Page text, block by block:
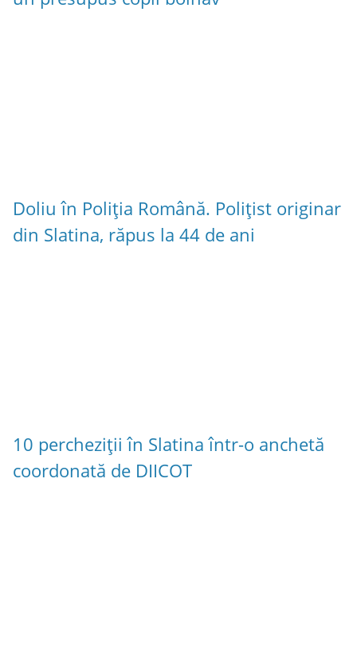
Doliu în Poliția Română. Polițist originar
din Slatina, răpus la 44 de ani
10 percheziții în Slatina într-o anchetă
coordonată de DIICOT